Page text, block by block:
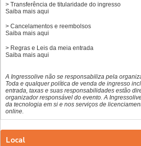
> Transferência de titularidade do ingresso
Saiba mais aqui
> Cancelamentos e reembolsos
Saiba mais aqui
> Regras e Leis da meia entrada
Saiba mais aqui
A Ingressolive não se responsabiliza pela
Toda e qualquer política de venda de ingresso
entrada, taxas e suas responsabilidades estão
organizador responsável do evento. A
da tecnologia em si e nos serviços de
online.
Local